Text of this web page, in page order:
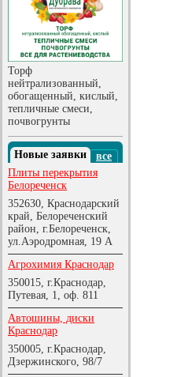
Торф
нейтрализованный,
обогащенный, кислый,
тепличные смеси,
почвогрунты
Новые заявки
все
Плиты перекрытия
Белореченск
352630, Краснодарский
край, Белореченский
район, г.Белореченск,
ул.Аэродромная, 19 А
Агрохимия Краснодар
350015, г.Краснодар,
Путевая, 1, оф. 811
Автошины, диски
Краснодар
350005, г.Краснодар,
Дзержинского, 98/7